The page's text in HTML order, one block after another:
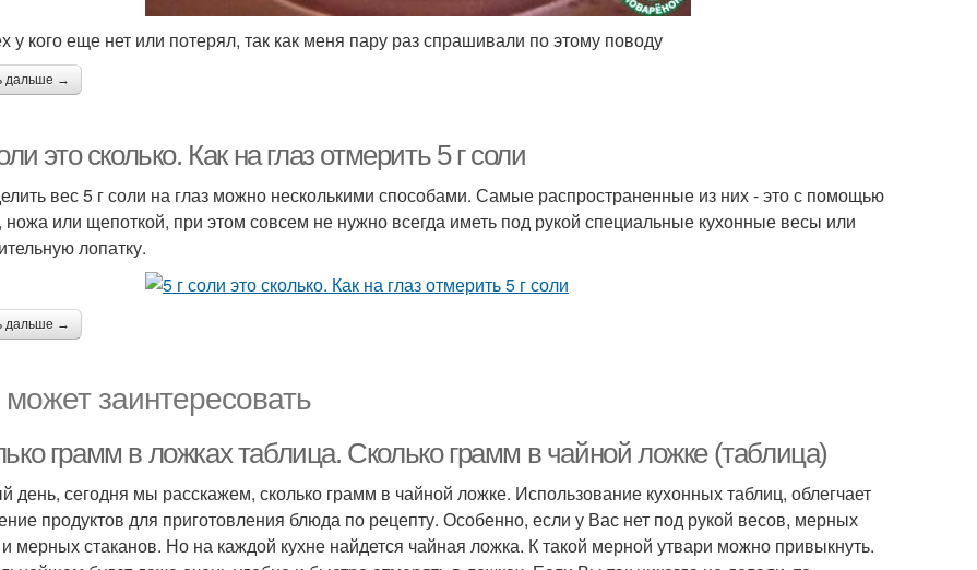
у кого еще нет или потерял, так как меня пару раз спрашивали по этому поводу
дальше →
это сколько. Как на глаз отмерить 5 г соли
вес 5 г соли на глаз можно несколькими способами. Самые распространенные из них - это с помощью
ножа или щепоткой, при этом совсем не нужно всегда иметь под рукой специальные кухонные весы или
лопатку.
дальше →
заинтересовать
грамм в ложках таблица. Сколько грамм в чайной ложке (таблица)
день, сегодня мы расскажем, сколько грамм в чайной ложке. Использование кухонных таблиц, облегчает
продуктов для приготовления блюда по рецепту. Особенно, если у Вас нет под рукой весов, мерных
мерных стаканов. Но на каждой кухне найдется чайная ложка. К такой мерной утвари можно привыкнуть.